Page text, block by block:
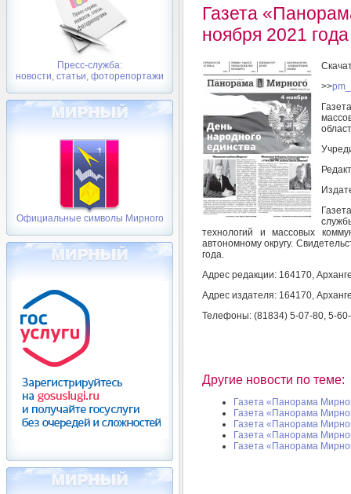
Пресс-служба:
новости, статьи, фоторепортажи
Официальные символы Мирного
Газета
ноября 2021 года
>>
технологий и массовых
автономному округу.
года.
Адрес редакции: 164170,
Адрес издателя: 164170,
Телефоны: (81834) 5-07-80, 5-
Другие новости по теме:
Газета «Панорама
Газета «Панорама
Газета «Панорама
Газета «Панорама
Газета «Панорама